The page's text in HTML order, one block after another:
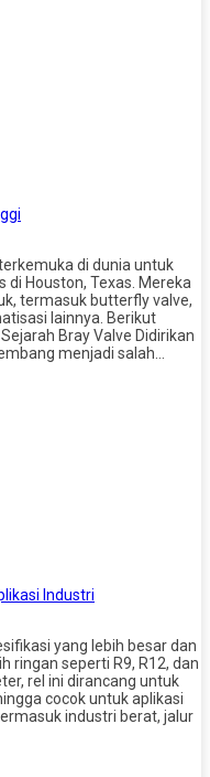
di dunia untuk
di Houston, Texas. Mereka
termasuk butterfly valve,
lainnya. Berikut
Bray Valve Didirikan
menjadi salah…
Industri
yang lebih besar dan
ringan seperti R9, R12, dan
rel ini dirancang untuk
cocok untuk aplikasi
industri berat, jalur